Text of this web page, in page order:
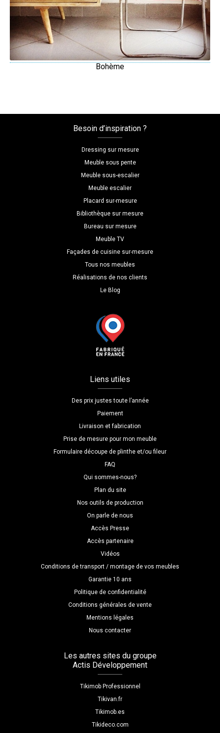
Bohème
Besoin d’inspiration ?
Dressing sur mesure
Meuble sous pente
Meuble sous-escalier
Meuble escalier
Placard sur-mesure
Bibliothèque sur mesure
Bureau sur mesure
Meuble TV
Façades de cuisine sur-mesure
Tous nos meubles
Réalisations de nos clients
Le Blog
Liens utiles
Des prix justes toute l’année
Paiement
Livraison et fabrication
Prise de mesure pour mon meuble
Formulaire découpe de plinthe et/ou fileur
FAQ
Qui sommes-nous?
Plan du site
Nos outils de production
On parle de nous
Accès Presse
Accès partenaire
Vidéos
Conditions de transport / montage de vos meubles
Garantie 10 ans
Politique de confidentialité
Conditions générales de vente
Mentions légales
Nous contacter
Les autres sites du groupe
Actis Développement
Tikimob Professionnel
Tikivan.fr
Tikimob.es
Tikideco.com